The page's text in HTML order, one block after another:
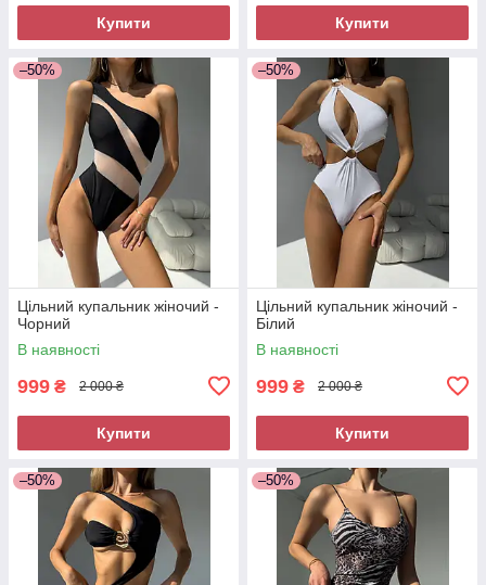
Купити Купити
–50%
Цільний купальник жіночий -
Чорний
В наявності
999 ₴ 2 000 ₴
Купити
–50%
Цільний купальник жіночий -
Білий
В наявності
999 ₴ 2 000 ₴
Купити
–50% –50%